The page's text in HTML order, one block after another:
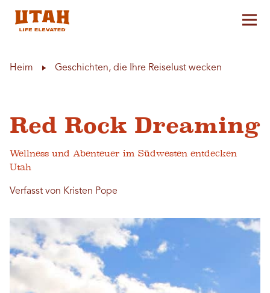
Heim Geschichten, die Ihre Reiselust wecken
Red Rock Dreaming
Wellness und Abenteuer im Südwesten entdecken
Utah
Verfasst von Kristen Pope